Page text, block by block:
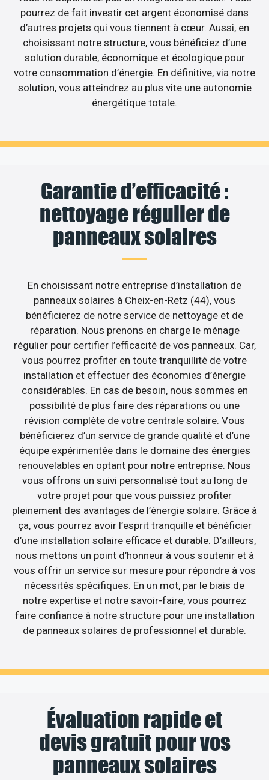
pourrez de fait investir cet argent économisé dans
d’autres projets qui vous tiennent à cœur. Aussi, en
choisissant notre structure, vous bénéficiez d’une
solution durable, économique et écologique pour
votre consommation d’énergie. En définitive, via notre
solution, vous atteindrez au plus vite une autonomie
énergétique totale.
Garantie d’efficacité :
nettoyage régulier de
panneaux solaires
En choisissant notre entreprise d’installation de
panneaux solaires à Cheix-en-Retz (44), vous
bénéficierez de notre service de nettoyage et de
réparation. Nous prenons en charge le ménage
régulier pour certifier l’efficacité de vos panneaux. Car,
vous pourrez profiter en toute tranquillité de votre
installation et effectuer des économies d’énergie
considérables. En cas de besoin, nous sommes en
possibilité de plus faire des réparations ou une
révision complète de votre centrale solaire. Vous
bénéficierez d’un service de grande qualité et d’une
équipe expérimentée dans le domaine des énergies
renouvelables en optant pour notre entreprise. Nous
vous offrons un suivi personnalisé tout au long de
votre projet pour que vous puissiez profiter
pleinement des avantages de l’énergie solaire. Grâce à
ça, vous pourrez avoir l’esprit tranquille et bénéficier
d’une installation solaire efficace et durable. D’ailleurs,
nous mettons un point d’honneur à vous soutenir et à
vous offrir un service sur mesure pour répondre à vos
nécessités spécifiques. En un mot, par le biais de
notre expertise et notre savoir-faire, vous pourrez
faire confiance à notre structure pour une installation
de panneaux solaires de professionnel et durable.
Évaluation rapide et
devis gratuit pour vos
panneaux solaires